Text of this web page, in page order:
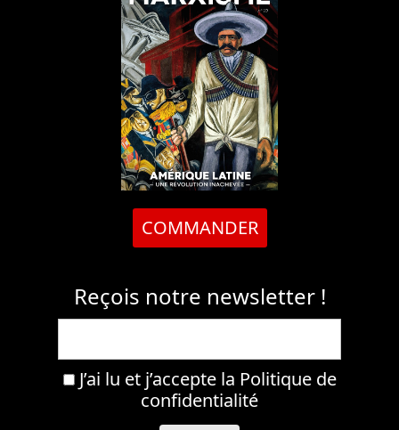
COMMANDER
Reçois notre newsletter !
J’ai lu et j’accepte la Politique de
confidentialité